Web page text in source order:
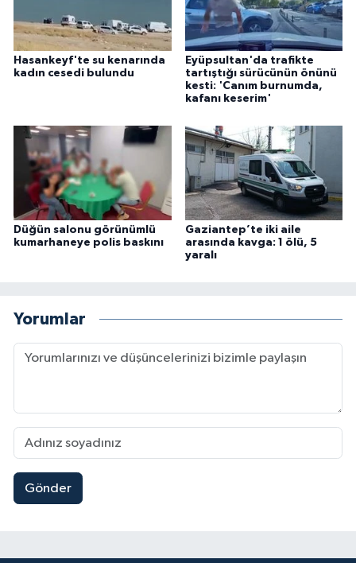
Hasankeyf'te su kenarında
kadın cesedi bulundu
Eyüpsultan'da trafikte
tartıştığı sürücünün önünü
kesti: 'Canım burnumda,
kafanı keserim'
Düğün salonu görünümlü
kumarhaneye polis baskını
Gaziantep’te iki aile
arasında kavga: 1 ölü, 5
yaralı
Yorumlar
Gönder